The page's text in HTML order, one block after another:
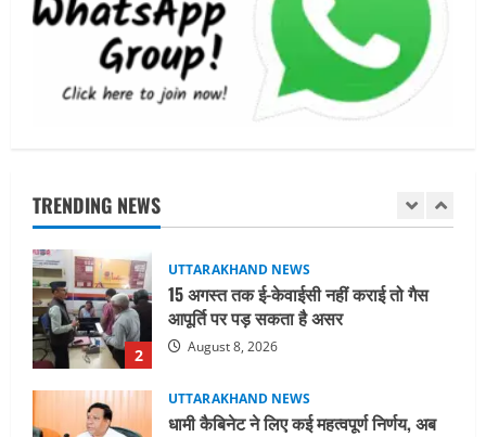
TRENDING NEWS
August 6, 2026
UTTARAKHAND NEWS
मुख्यमंत्री ने हर घर तिरंगा यात्रा कार्यक्रम में
किया प्रतिभाग
2
15 अगस्त तक ई-केवाईसी नहीं कराई तो गैस
August 8, 2026
3
UTTARAKHAND NEWS
धामी कैबिनेट ने लिए कई महत्वपूर्ण निर्णय, अब
खरीद पर मिलेगा अनुदान, मजदूरी संहिता
नियमावली-2026 को मिली मंजूरी